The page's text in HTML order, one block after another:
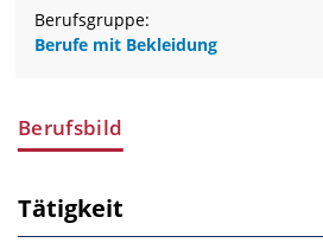
Berufsgruppe:
Berufe mit Bekleidung
Berufsbild
Tätigkeit